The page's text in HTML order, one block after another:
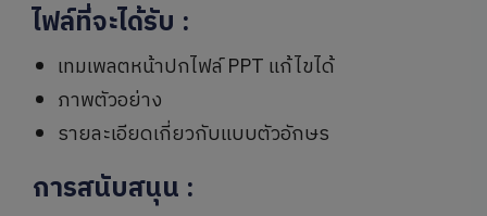
ไฟล์ที่จะได้รับ :
เทมเพลตหน้าปกไฟล์ PPT แก้ไขได้
ภาพตัวอย่าง
รายละเอียดเกี่ยวกับแบบตัวอักษร
การสนับสนุน :